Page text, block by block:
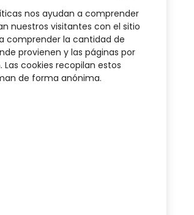
nos ayudan a comprender
nuestros visitantes con el sitio
comprender la cantidad de
provienen y las páginas por
Las cookies recopilan estos
de forma anónima.